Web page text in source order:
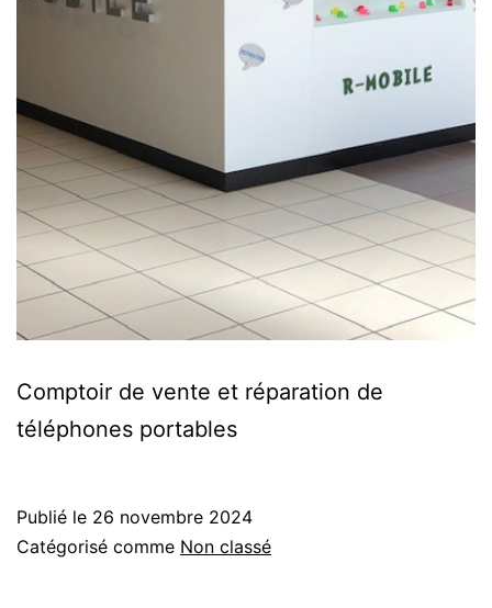
Comptoir de vente et réparation de
téléphones portables
Publié le 26 novembre 2024
Catégorisé comme Non classé